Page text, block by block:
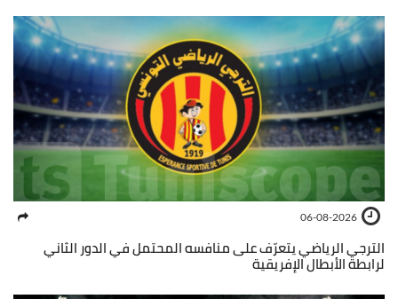
06-08-2026
الترجي الرياضي يتعرّف على منافسه المحتمل في الدور الثاني
لرابطة الأبطال الإفريقية